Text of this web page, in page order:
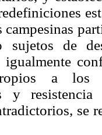
campesinas
sujetos de
a los
y
se